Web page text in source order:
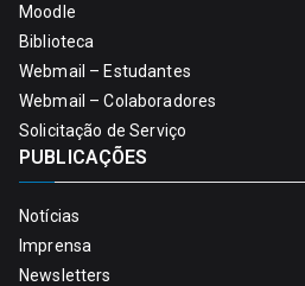
Moodle
Biblioteca
Webmail – Estudantes
Webmail – Colaboradores
Solicitação de Serviço
PUBLICAÇÕES
Notícias
Imprensa
Newsletters